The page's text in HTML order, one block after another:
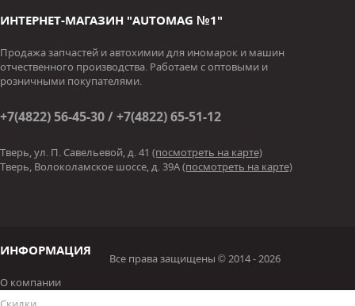
ИНТЕРНЕТ-МАГАЗИН "AUTOMAG №1"
Продажа запчастей и автохимии для иномарок и машин
отчественного производства. Работаем с оптовыми и
розничными покупателями.
+7(4822) 56-45-30 / +7(4822) 65-51-12
Тверь, ул. П. Савельевой, д. 41 (посмотреть на карте)
Тверь, Волоколамское шоссе, д. 39А(посмотреть на карте)
ИНФОРМАЦИЯ
О компании
Все права защищены © 2014 - 2026